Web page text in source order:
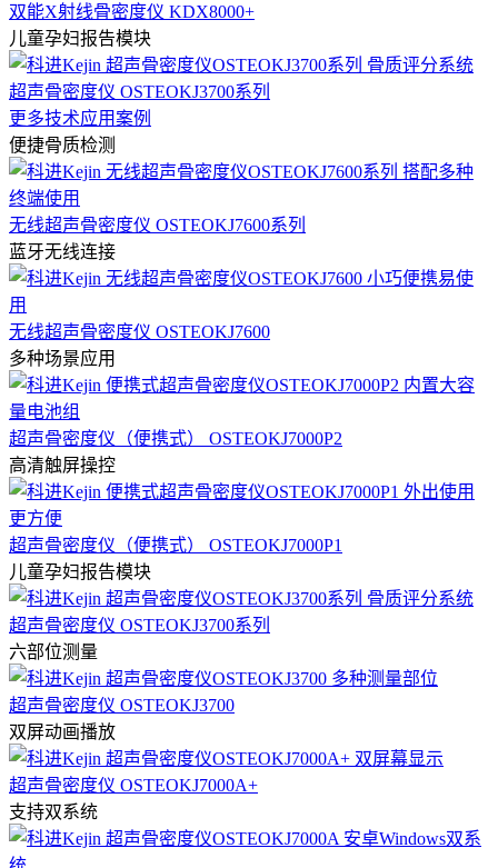
双能X射线骨密度仪 KDX8000+
儿童孕妇报告模块
超声骨密度仪 OSTEOKJ3700系列
更多技术应用案例
便捷骨质检测
无线超声骨密度仪 OSTEOKJ7600系列
蓝牙无线连接
无线超声骨密度仪 OSTEOKJ7600
多种场景应用
超声骨密度仪（便携式） OSTEOKJ7000P2
高清触屏操控
超声骨密度仪（便携式） OSTEOKJ7000P1
儿童孕妇报告模块
超声骨密度仪 OSTEOKJ3700系列
六部位测量
超声骨密度仪 OSTEOKJ3700
双屏动画播放
超声骨密度仪 OSTEOKJ7000A+
支持双系统